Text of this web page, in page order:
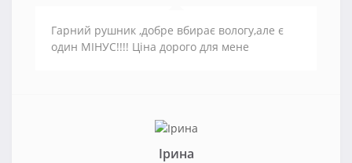
Гарний рушник ,добре вбирає вологу,але є
один МІНУС!!!! Ціна дорого для мене
Ірина